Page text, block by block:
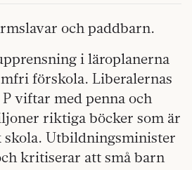
och paddbarn.
i läroplanerna
förskola. Liberalernas
P viftar med penna och
riktiga böcker som är
skola. Utbildningsminister
kritiserar att små barn